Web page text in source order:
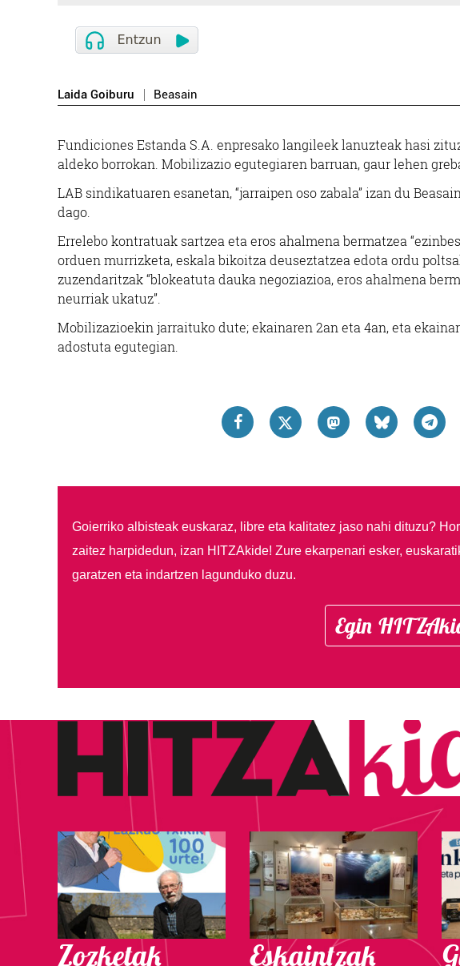
Laida Goiburu Beasain
Fundiciones Estanda S.A. enpresako langileek lanuzteak hasi
aldeko borrokan. Mobilizazio egutegiaren barruan, gaur lehen
LAB sindikatuaren esanetan, “jarraipen oso zabala” izan du
dago.
Errelebo kontratuak sartzea eta eros ahalmena bermatzea
orduen murrizketa, eskala bikoitza deuseztatzea edota ordu
zuzendaritzak “blokeatuta dauka negoziazioa, eros ahalmena
neurriak ukatuz”.
Mobilizazioekin jarraituko dute; ekainaren 2an eta 4an, eta
adostuta egutegian.
Goierriko albisteak euskaraz, libre eta kalitatez jaso nahi dituzu?
zaitez harpidedun, izan HITZAkide! Zure ekarpenari esker,
garatzen eta indartzen lagunduko duzu.
Egin
Zozketak Eskaintzak